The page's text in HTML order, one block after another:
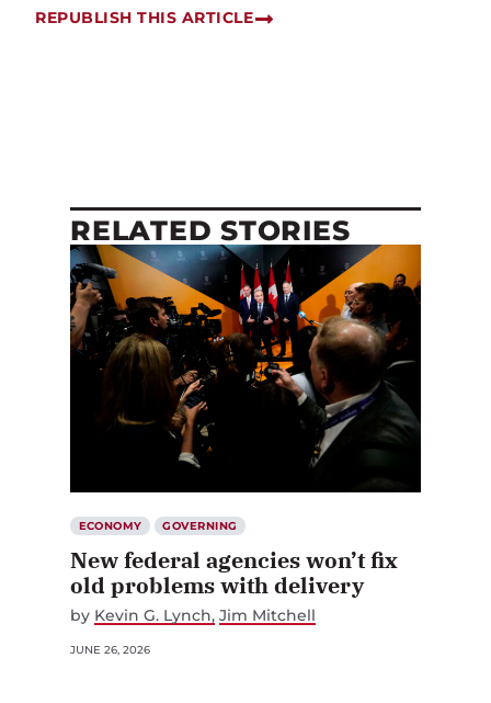
REPUBLISH THIS ARTICLE
RELATED STORIES
ECONOMY GOVERNING
New federal agencies won’t fix
old problems with delivery
by Kevin G. Lynch Jim Mitchell
JUNE 26, 2026